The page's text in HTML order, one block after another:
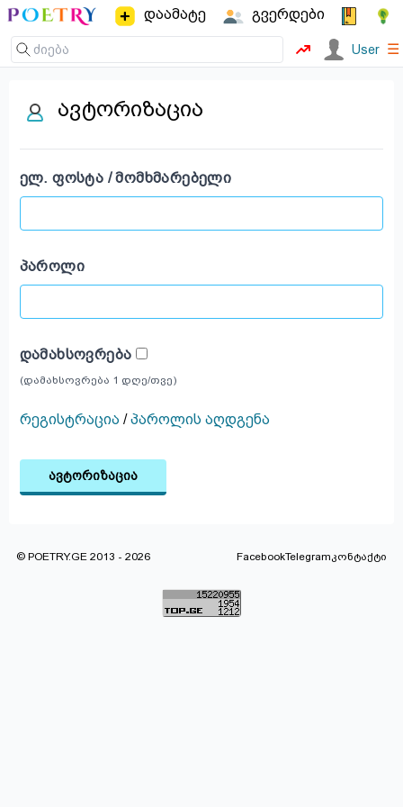
დაამატე გვერდები
User ☰
ავტორიზაცია
ᲔᲚ. ᲤᲝᲡᲢᲐ / ᲛᲝᲛᲮᲛᲐᲠᲔᲑᲔᲚᲘ
ᲞᲐᲠᲝᲚᲘ
ᲓᲐᲛᲐᲮᲡᲝᲕᲠᲔᲑᲐ
(დამახსოვრება 1 დღე/თვე)
რეგისტრაცია /პაროლის აღდგენა
ავტორიზაცია
© POETRY.GE 2013 - 2026 FacebookTelegramკონტაქტი